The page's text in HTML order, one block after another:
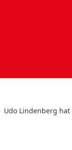
Udo Lindenberg